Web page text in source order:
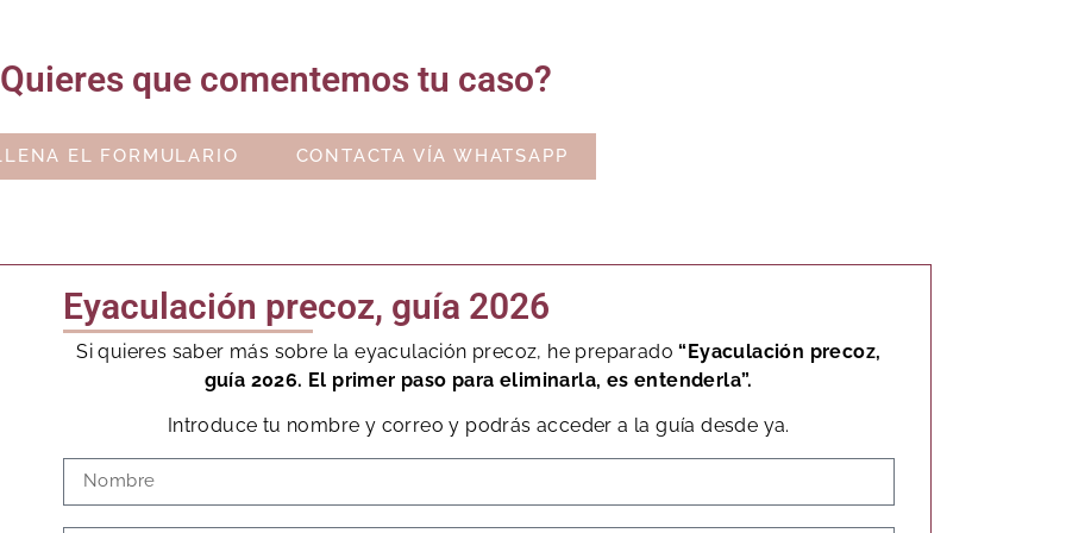
que comentemos tu caso?
EL FORMULARIO CONTACTA VÍA WHATSAPP
Eyaculación precoz, guía 2026
Si quieres saber más sobre la eyaculación precoz, he preparado“Eyaculación precoz,
guía 2026. El primer paso para eliminarla, es entenderla”.
Introduce tu nombre y correo y podrás acceder a la guía desde ya.